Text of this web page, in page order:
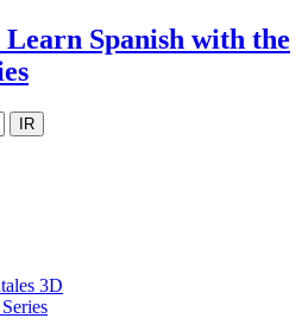
Learn Spanish with the
3D